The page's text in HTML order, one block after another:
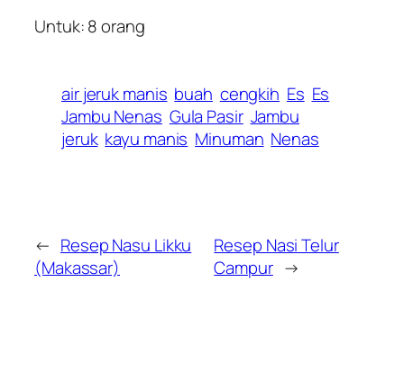
Untuk: 8 orang
air jeruk manis buah cengkih Es Es
Jambu Nenas Gula Pasir Jambu
jeruk kayu manis Minuman Nenas
← Resep Nasu Likku
(Makassar)
Resep Nasi Telur
Campur →